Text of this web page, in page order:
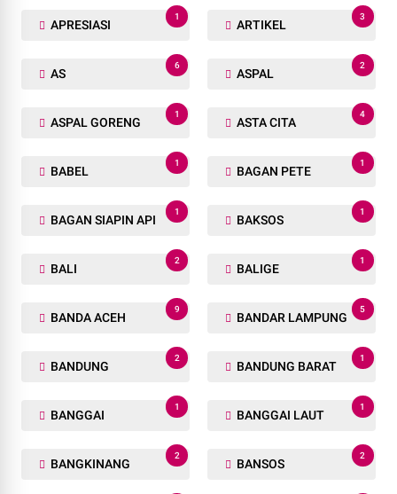
APRESIASI
1
ARTIKEL
3
AS
6
ASPAL
2
ASPAL GORENG
1
ASTA CITA
4
BABEL
1
BAGAN PETE
1
BAGAN SIAPIN API
1
BAKSOS
1
BALI
2
BALIGE
1
BANDA ACEH
9
BANDAR LAMPUNG
5
BANDUNG
2
BANDUNG BARAT
1
BANGGAI
1
BANGGAI LAUT
1
BANGKINANG
2
BANSOS
2